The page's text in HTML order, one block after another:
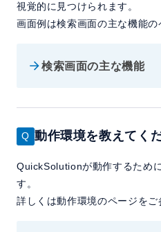
視覚的に見つけられます。
画面例は検索画面の主な機能の
検索画面の主な機能
動作環境を教えてくだ
QuickSolutionが動作するため
す。
詳しくは動作環境のページをご